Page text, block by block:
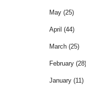
May (25)
April (44)
March (25)
February (28)
January (11)